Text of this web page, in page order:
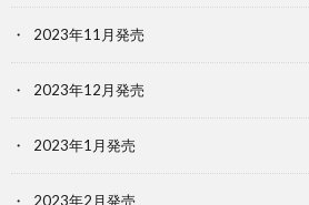
2023年11月発売
2023年12月発売
2023年1月発売
2023年2月発売